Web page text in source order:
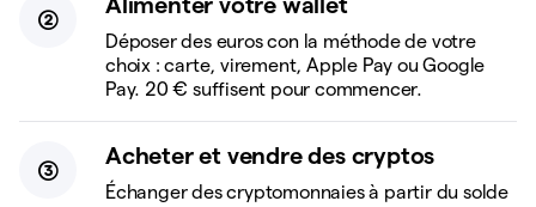
Déposer des euros con la méthode de votre
choix : carte, virement, Apple Pay ou Google
Pay. 20 € suffisent pour commencer.
Acheter et vendre des cryptos
Échanger des cryptomonnaies à partir du solde